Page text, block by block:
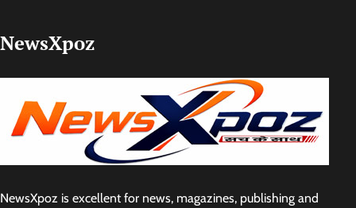
NewsXpoz
NewsXpoz is excellent for news, magazines, publishing and